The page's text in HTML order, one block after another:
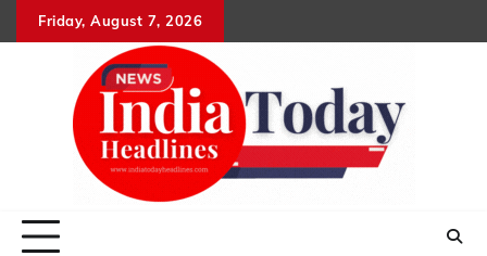
to
Friday, August 7, 2026